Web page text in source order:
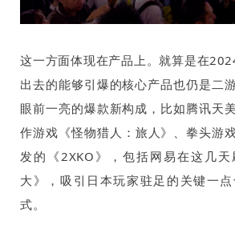
这一方面体现在产品上。就算是在
出去的能够引爆的核心产品也仍是二
眼前一亮的爆款新构成，比如腾讯天
作游戏《怪物猎人：旅人》、拳头游
发的《 2XKO 》，包括网易在这几
大》，吸引日本玩家驻足的关键一
式。